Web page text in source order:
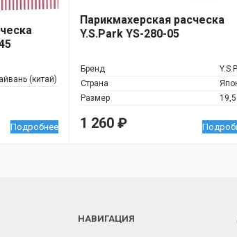
(китай)
Подробнее
Парикмахерская расческа
Y.S.Park YS-280-05
Бренд
Страна
Размер
1 260 ₽
НАВИГАЦИЯ